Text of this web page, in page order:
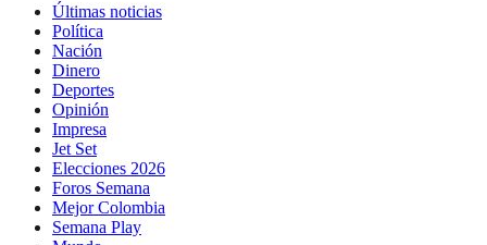
Últimas noticias
Política
Nación
Dinero
Deportes
Opinión
Impresa
Jet Set
Elecciones 2026
Foros Semana
Mejor Colombia
Semana Play